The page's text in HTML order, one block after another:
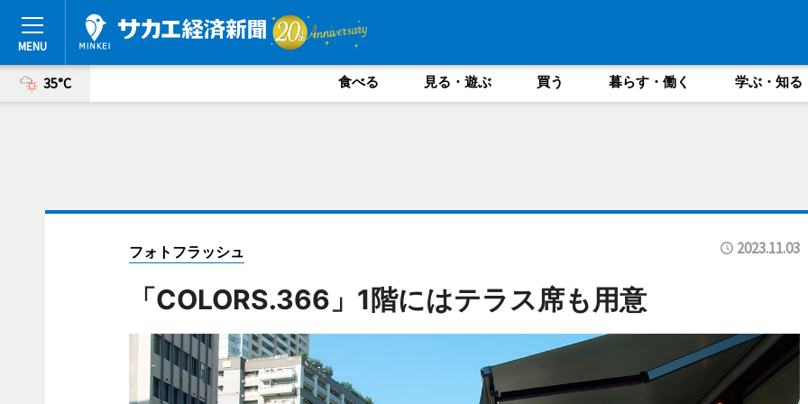
35°C 食べる 見る・遊ぶ 買う 暮らす・働く 学ぶ・知る
フォトフラッシュ 2023.11.03
「COLORS.366」1階にはテラス席も用意